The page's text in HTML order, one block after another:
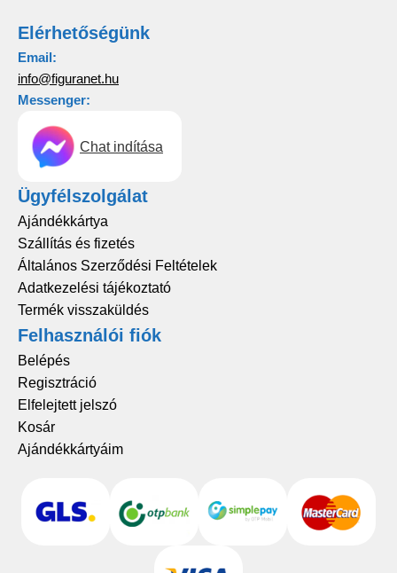
Elérhetőségünk
Email:
info@figuranet.hu
Messenger:
Chat indítása
Ügyfélszolgálat
Ajándékkártya
Szállítás és fizetés
Általános Szerződési Feltételek
Adatkezelési tájékoztató
Termék visszaküldés
Felhasználói fiók
Belépés
Regisztráció
Elfelejtett jelszó
Kosár
Ajándékkártyáim